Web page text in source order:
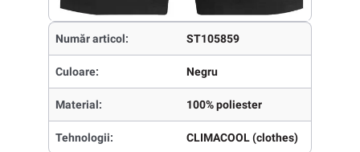
Număr articol: ST105859
Culoare: Negru
Material: 100% poliester
Tehnologii: CLIMACOOL (clothes)